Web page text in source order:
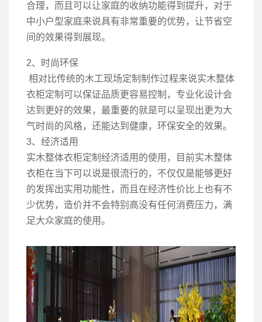
合理，而且可以让家庭的收纳功能得到提升，对于
中小户型家庭来说具有非常重要的优势，让节省空
间的效果得到展现。
2、时尚环保
相对比传统的木工现场定制制作过程来说实木整体
衣柜定制可以保证品质更容易控制，专业化设计会
达到更好的效果，最重要的就是可以呈现出更为大
气时尚的风格，还能达到健康，环保安全的效果。
3、经济适用
实木整体衣柜定制经济适用的使用，目前实木整体
衣柜在当下可以说是很流行的，不仅仅是能够更好
的发挥出实用功能性，而且在经济性价比上也有不
少优势，造价并不会特别高没有任何消费压力，满
足大众家庭的使用。